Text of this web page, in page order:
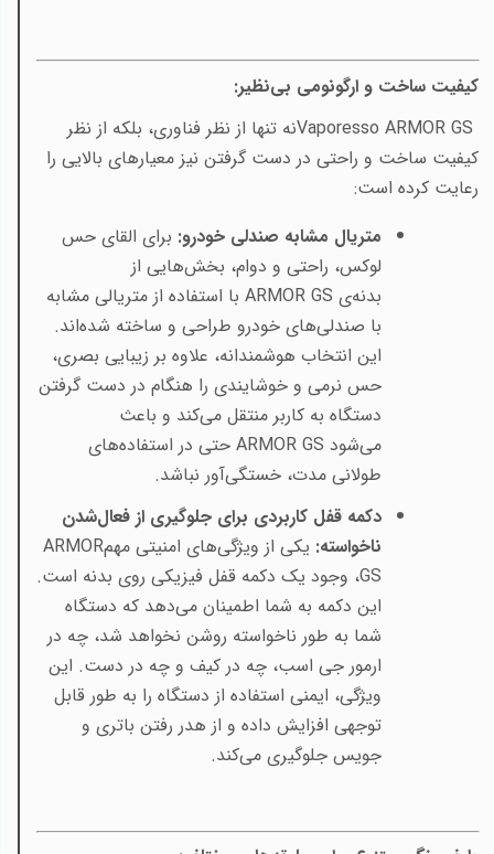
کیفیت ساخت و ارگونومی بی‌نظیر:
Vaporesso ARMOR GSنه تنها از نظر فناوری، بلکه از نظر
کیفیت ساخت و راحتی در دست گرفتن نیز معیارهای بالایی را
رعایت کرده است:
متریال مشابه صندلی خودرو: برای القای حس
لوکس، راحتی و دوام، بخش‌هایی از
بدنه‌یARMOR GS با استفاده از متریالی مشابه
با صندلی‌های خودرو طراحی و ساخته شده‌اند.
این انتخاب هوشمندانه، علاوه بر زیبایی بصری،
حس نرمی و خوشایندی را هنگام در دست گرفتن
دستگاه به کاربر منتقل می‌کند و باعث
می‌شودARMOR GS حتی در استفاده‌های
طولانی مدت، خستگی‌آور نباشد.
دکمه قفل کاربردی برای جلوگیری از فعال‌شدن
ناخواسته: یکی از ویژگی‌های امنیتی مهمARMOR
GS، وجود یک دکمه قفل فیزیکی روی بدنه است.
این دکمه به شما اطمینان می‌دهد که دستگاه
شما به طور ناخواسته روشن نخواهد شد، چه در
ارمور جی اسب، چه در کیف و چه در دست. این
ویژگی، ایمنی استفاده از دستگاه را به طور قابل
توجهی افزایش داده و از هدر رفتن باتری و
جویس جلوگیری می‌کند.